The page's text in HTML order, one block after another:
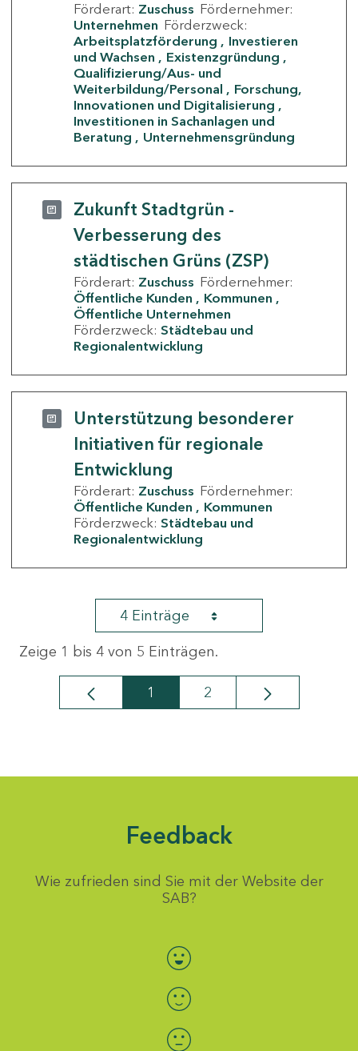
Förderart: Zuschuss Fördernehmer:
Unternehmen Förderzweck:
Arbeitsplatzförderung
Investieren
und Wachsen
Existenzgründung
Qualifizierung/Aus- und
Weiterbildung/Personal
Forschung,
Innovationen und Digitalisierung
Investitionen in Sachanlagen und
Beratung
Unternehmensgründung
Zukunft Stadtgrün -
Verbesserung des
städtischen Grüns (ZSP)
Förderart: Zuschuss Fördernehmer:
Öffentliche Kunden
Kommunen
Öffentliche Unternehmen
Förderzweck: Städtebau und
Regionalentwicklung
Unterstützung besonderer
Initiativen für regionale
Entwicklung
Förderart: Zuschuss Fördernehmer:
Öffentliche Kunden
Kommunen
Förderzweck: Städtebau und
Regionalentwicklung
4 Einträge
Zeige 1 bis 4 von 5 Einträgen.
Seite
1 Seite
2
Feedback
Wie zufrieden sind Sie mit der Website der
SAB?
Bewertung auswählen